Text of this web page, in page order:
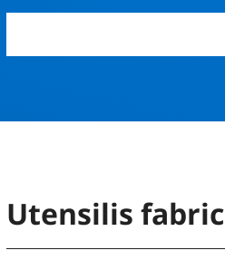
Utensilis